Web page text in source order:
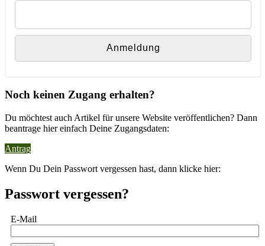
Noch keinen Zugang erhalten?
Du möchtest auch Artikel für unsere Website veröffentlichen? Dann
beantrage hier einfach Deine Zugangsdaten:
Antrag
Wenn Du Dein Passwort vergessen hast, dann klicke hier:
Passwort vergessen?
E-Mail